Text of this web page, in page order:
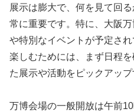
展示は膨大で、何を見て回
常に重要です。特に、大阪
や特別なイベントが予定さ
楽しむためには、まず日程
た展示や活動をピックアップ
万博会場の一般開放は午前